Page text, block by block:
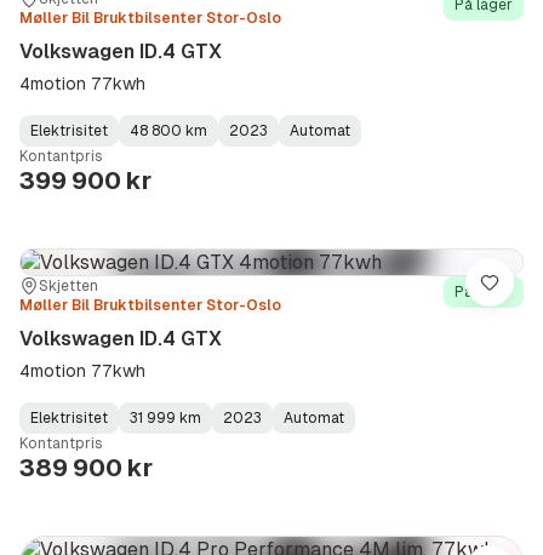
Møller Bil Bruktbilsenter Stor-Oslo
På lager
Volkswagen ID.4 GTX
4motion 77kwh
Fuel
Type:
Elektrisitet
Kilometerstand:
48 800 km
Model
Year:
2023
Gearbox
Type:
Automat
Kontantpris
399 900 kr
Sted:
Skjetten
Forhandler:
Møller Bil Bruktbilsenter Stor-Oslo
På lager
Volkswagen ID.4 GTX
4motion 77kwh
Fuel
Type:
Elektrisitet
Kilometerstand:
31 999 km
Model
Year:
2023
Gearbox
Type:
Automat
Kontantpris
389 900 kr
Lagre